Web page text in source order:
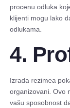
procenu odluka
klijenti mogu lako
odlukama.
4.
Izrada rezimea
organizovani. Ovo
vašu sposobnost